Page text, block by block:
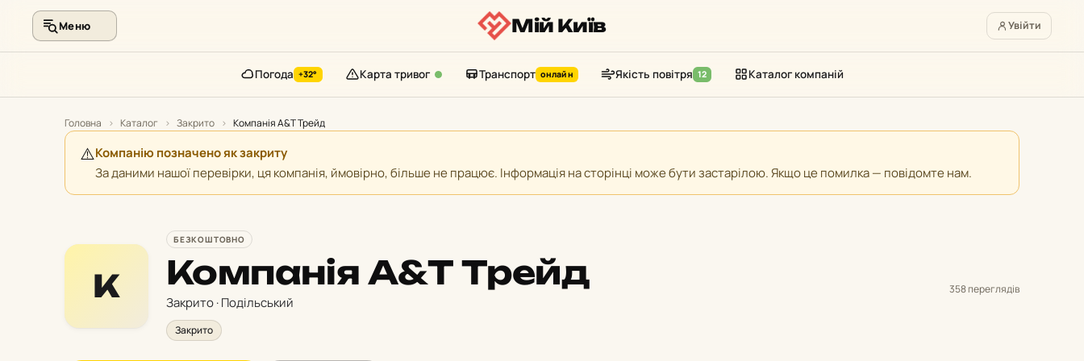
Меню Мій Київ Увійти
Погода +32° Карта тривог Транспорт онлайн Якість повітря 12 Каталог компаній
Головна › Каталог › Закрито › Компанія А&Т Трейд
⚠️Компанію позначено як закриту
За даними нашої перевірки, ця компанія, ймовірно, більше не працює. Інформація на сторінці може бути застарілою. Якщо це помилка — повідомте нам.
К
БЕЗКОШТОВНО
Компанія А&Т Трейд
Закрито · Подільський
Закрито
358 переглядів